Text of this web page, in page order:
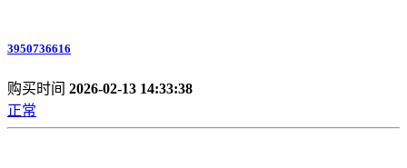
3950736616
购买时间 2026-02-13 14:33:38
正常